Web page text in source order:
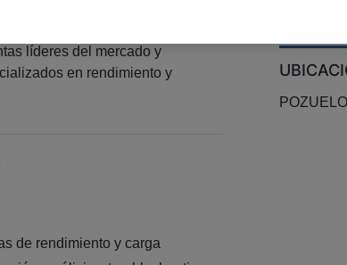
un entorno tecnológico de alto
líderes del mercado y
en rendimiento y
de rendimiento y carga